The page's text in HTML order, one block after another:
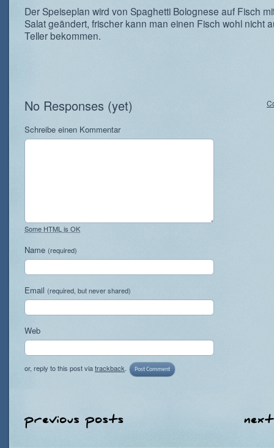
Der Speiseplan wird von Spaghetti Bolognese auf Fisch
Salat geändert, frischer kann man einen Fisch wohl nicht
Teller bekommen.
No Responses (yet)
Schreibe einen Kommentar
Some HTML is OK
Name (required)
Email (required, but never shared)
Web
or, reply to this post viatrackback.